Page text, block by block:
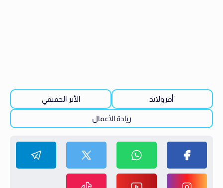
"أفرولاند الأثر الحقيقي
ريادة الأعمال